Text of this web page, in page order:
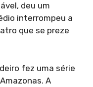
deu um
interrompeu a
que se preze
fez uma série
A